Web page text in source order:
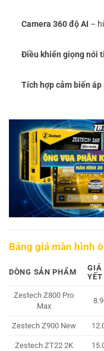
Camera 360 độ AI –
Điều khiển giọng nói
Tích hợp cảm biến
Bảng giá màn hình
DÒNG SẢN PHẨM
GIÁ
YẾT
Zestech Z800 Pro
Max
Zestech Z900 New
Zestech ZT22 2K